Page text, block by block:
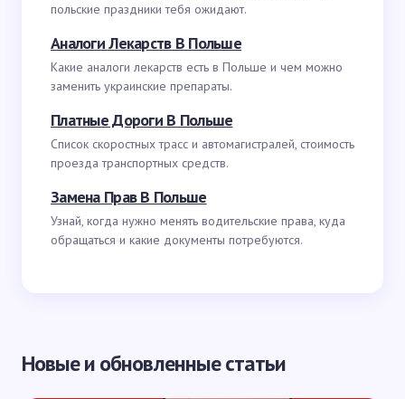
польские праздники тебя ожидают.
Аналоги Лекарств В Польше
Какие аналоги лекарств есть в Польше и чем можно
заменить украинские препараты.
Платные Дороги В Польше
Список скоростных трасс и автомагистралей, стоимость
проезда транспортных средств.
Замена Прав В Польше
Узнай, когда нужно менять водительские права, куда
обращаться и какие документы потребуются.
Новые и обновленные статьи